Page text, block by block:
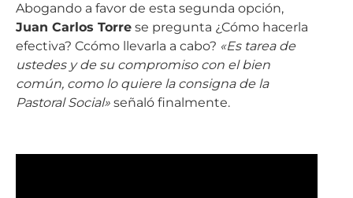
Abogando a favor de esta segunda opción,
Juan Carlos Torre se pregunta ¿Cómo hacerla
efectiva? Ccómo llevarla a cabo? «Es tarea de
ustedes y de su compromiso con el bien
común, como lo quiere la consigna de la
Pastoral Social» señaló finalmente.